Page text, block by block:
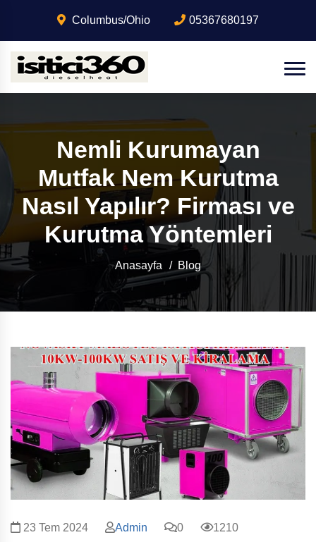
Columbus/Ohio 05367680197
Nemli Kurumayan
Mutfak Nem Kurutma
Nasıl Yapılır? Firması ve
Kurutma Yöntemleri
Anasayfa Blog
23 Tem 2024 Admin 0
1210